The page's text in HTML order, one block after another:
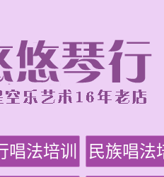
唱法培训 民族唱法